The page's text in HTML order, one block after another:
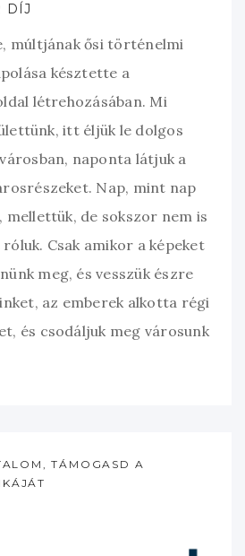
DÍJ
múltjának ősi történelmi
késztette a
létrehozásában. Mi
itt éljük le dolgos
naponta látjuk a
Nap, mint nap
mellettük, de sokszor nem is
Csak amikor a képeket
meg, és vesszük észre
az emberek alkotta régi
és csodáljuk meg városunk
TÁMOGASD A